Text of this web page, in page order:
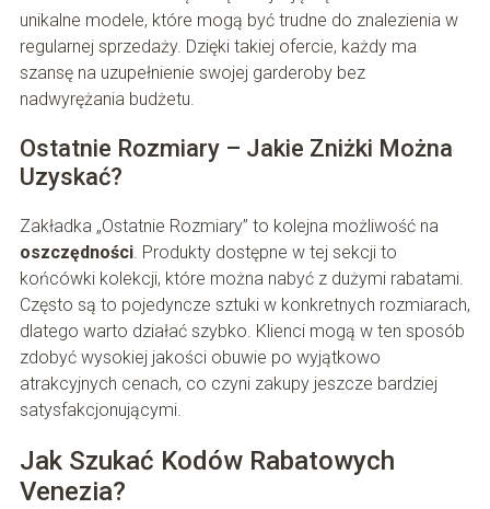
unikalne modele, które mogą być trudne do znalezienia w
regularnej sprzedaży. Dzięki takiej ofercie, każdy ma
szansę na uzupełnienie swojej garderoby bez
nadwyrężania budżetu.
Ostatnie Rozmiary – Jakie Zniżki Można
Uzyskać?
Zakładka „Ostatnie Rozmiary” to kolejna możliwość na
oszczędności. Produkty dostępne w tej sekcji to
końcówki kolekcji, które można nabyć z dużymi rabatami.
Często są to pojedyncze sztuki w konkretnych rozmiarach,
dlatego warto działać szybko. Klienci mogą w ten sposób
zdobyć wysokiej jakości obuwie po wyjątkowo
atrakcyjnych cenach, co czyni zakupy jeszcze bardziej
satysfakcjonującymi.
Jak Szukać Kodów Rabatowych
Venezia?